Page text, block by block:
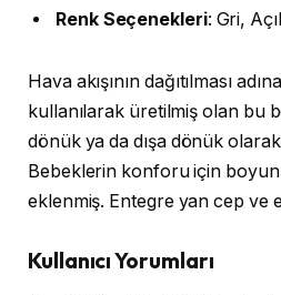
Renk Seçenekleri: Gri,
Hava akışının dağıtılması
kullanılarak üretilmiş olan bu
dönük ya da dışa dönük
Bebeklerin konforu için
eklenmiş. Entegre yan cep ve
Kullanıcı Yorumları